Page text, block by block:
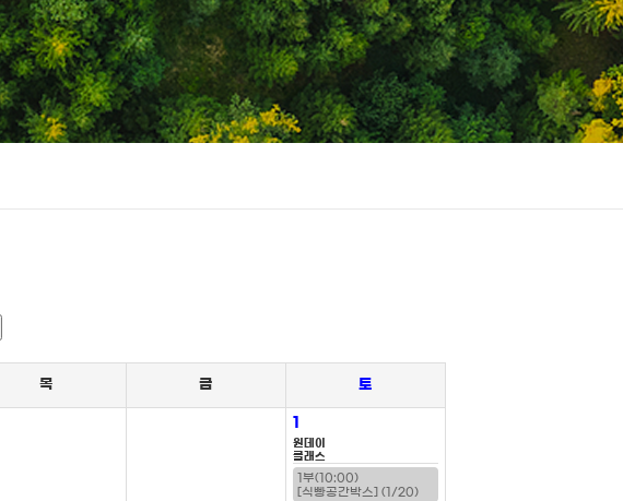
목 금 토
1
원데이
클래스
1부(10:00)
[식빵공간박스] (1/20)